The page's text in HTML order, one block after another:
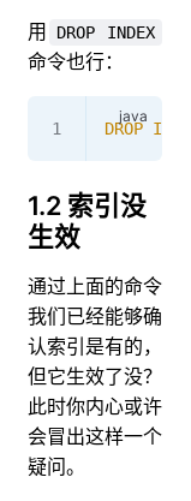
用 DROP INDEX
命令也行：
DROP
1.2 索引没
生效
通过上面的命令
我们已经能够确
认索引是有的，
但它生效了没？
此时你内心或许
会冒出这样一个
疑问。